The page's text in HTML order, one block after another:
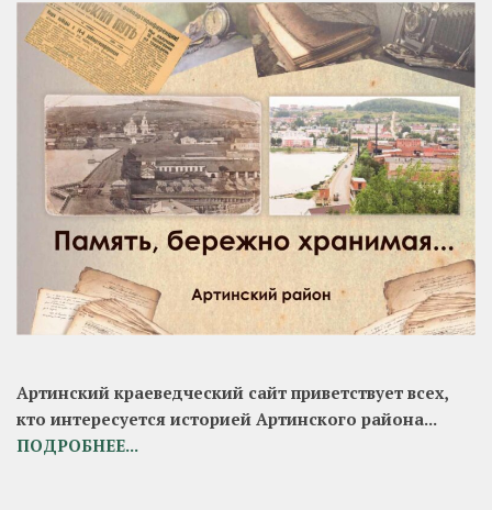
Артинский краеведческий сайт приветствует всех,
кто интересуется историей Артинского района...
ПОДРОБНЕЕ...